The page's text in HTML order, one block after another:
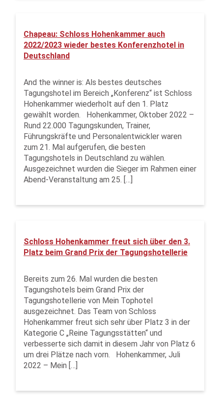
Chapeau: Schloss Hohenkammer auch
2022/2023 wieder bestes Konferenzhotel in
Deutschland
And the winner is: Als bestes deutsches
Tagungshotel im Bereich „Konferenz“ ist Schloss
Hohenkammer wiederholt auf den 1. Platz
gewählt worden. Hohenkammer, Oktober 2022 –
Rund 22.000 Tagungskunden, Trainer,
Führungskräfte und Personalentwickler waren
zum 21. Mal aufgerufen, die besten
Tagungshotels in Deutschland zu wählen.
Ausgezeichnet wurden die Sieger im Rahmen einer
Abend-Veranstaltung am 25. […]
Schloss Hohenkammer freut sich über den 3.
Platz beim Grand Prix der Tagungshotellerie
Bereits zum 26. Mal wurden die besten
Tagungshotels beim Grand Prix der
Tagungshotellerie von Mein Tophotel
ausgezeichnet. Das Team von Schloss
Hohenkammer freut sich sehr über Platz 3 in der
Kategorie C „Reine Tagungsstätten“ und
verbesserte sich damit in diesem Jahr von Platz 6
um drei Plätze nach vorn. Hohenkammer, Juli
2022 – Mein […]